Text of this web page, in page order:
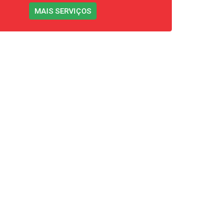
MAIS SERVIÇOS